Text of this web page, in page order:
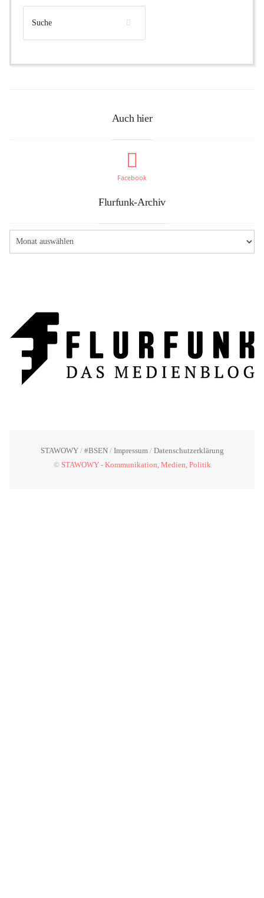
Auch hier
Facebook
Flurfunk-Archiv
STAWOWY #BSEN Impressum
Datenschutzerklärung
© STAWOWY - Kommunikation, Medien, Politik